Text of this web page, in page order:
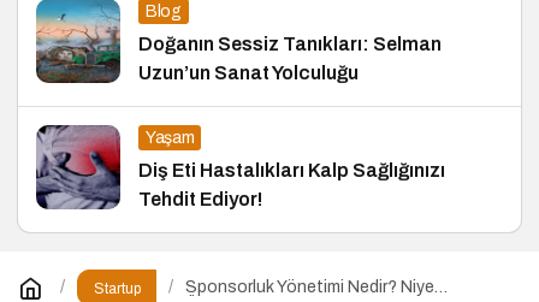
Blog
Doğanın Sessiz Tanıkları: Selman
Uzun’un Sanat Yolculuğu
Yaşam
Diş Eti Hastalıkları Kalp Sağlığınızı
Tehdit Ediyor!
Startup
Sponsorluk Yönetimi Nedir? Niye